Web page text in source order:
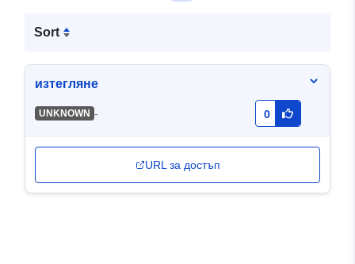
Sort
изтегляне
UNKNOWN - 0
URL за достъп